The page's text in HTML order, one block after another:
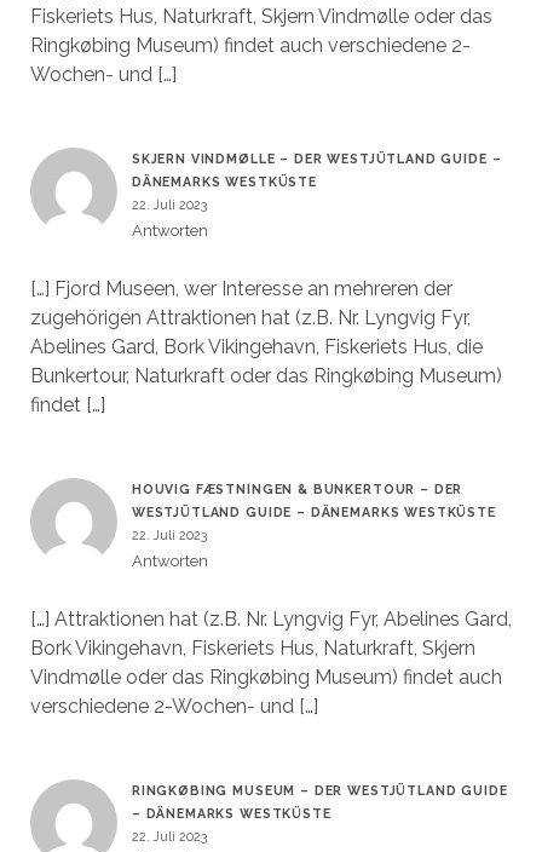
Fiskeriets Hus, Naturkraft, Skjern Vindmølle oder das
Ringkøbing Museum) findet auch verschiedene 2-
Wochen- und […]
SKJERN VINDMØLLE – DER WESTJÜTLAND GUIDE –
DÄNEMARKS WESTKÜSTE
22. Juli 2023
Antworten
[…] Fjord Museen, wer Interesse an mehreren der
zugehörigen Attraktionen hat (z.B. Nr. Lyngvig Fyr,
Abelines Gard, Bork Vikingehavn, Fiskeriets Hus, die
Bunkertour, Naturkraft oder das Ringkøbing Museum)
findet […]
HOUVIG FÆSTNINGEN & BUNKERTOUR – DER
WESTJÜTLAND GUIDE – DÄNEMARKS WESTKÜSTE
22. Juli 2023
Antworten
[…] Attraktionen hat (z.B. Nr. Lyngvig Fyr, Abelines Gard,
Bork Vikingehavn, Fiskeriets Hus, Naturkraft, Skjern
Vindmølle oder das Ringkøbing Museum) findet auch
verschiedene 2-Wochen- und […]
RINGKØBING MUSEUM – DER WESTJÜTLAND GUIDE
– DÄNEMARKS WESTKÜSTE
22. Juli 2023